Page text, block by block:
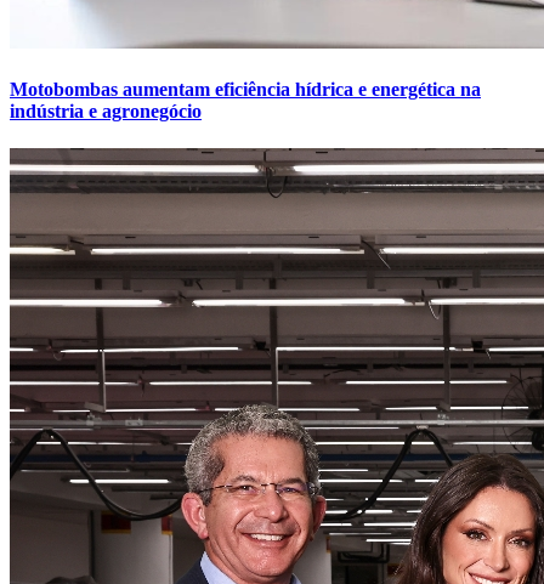
Motobombas aumentam eficiência hídrica e energética na
indústria e agronegócio